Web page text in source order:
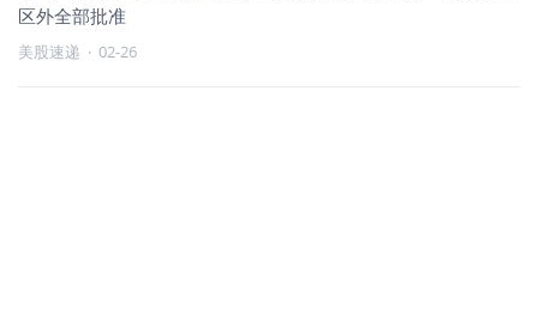
区外全部批准
美股速递 · 02-26